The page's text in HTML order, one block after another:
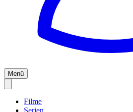
Menü
Filme
Serien